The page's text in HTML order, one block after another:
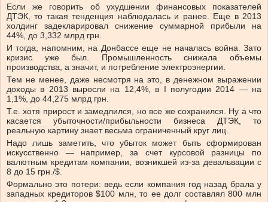
Если же говорить об ухудшении финансовых показателей
ДТЭК, то такая тенденция наблюдалась и ранее. Еще в 2013
холдинг задекларировал снижение суммарной прибыли на
44%, до 3,332 млрд грн.
И тогда, напомним, на Донбассе еще не началась война. Зато
кризис уже был. Промышленность снижала объемы
производства, а значит, и потребление электроэнергии.
Тем не менее, даже несмотря на это, в денежном выражении
доходы в 2013 выросли на 12,4%, в I полугодии 2014 — на
1,1%, до 44,275 млрд грн.
Т.е. хотя прирост и замедлился, но все же сохранился. Ну а что
касается убыточности/прибыльности бизнеса ДТЭК, то
реальную картину знает весьма ограниченный круг лиц.
Надо лишь заметить, что убыток может быть сформирован
искусственно — например, за счет курсовой разницы по
валютным кредитам компании, возникшей из-за девальвации с
8 до 15 грн./$.
Формально это потери: ведь если компания год назад брала у
западных кредиторов $100 млн, то ее долг составлял 800 млн